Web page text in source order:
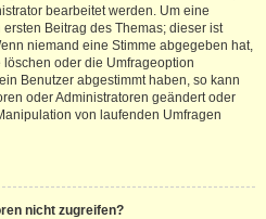
bearbeitet werden. Um eine
Beitrag des Themas; dieser ist
niemand eine Stimme abgegeben hat,
oder die Umfrageoption
Benutzer abgestimmt haben, so kann
oder Administratoren geändert oder
von laufenden Umfragen
nicht zugreifen?